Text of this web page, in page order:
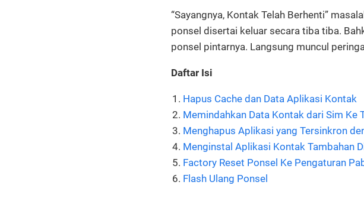
“Sayangnya, Kontak Telah Berhenti”
ponsel disertai keluar secara tiba tiba.
ponsel pintarnya. Langsung muncul
Daftar Isi
Hapus Cache dan Data Aplikasi Kontak
Memindahkan Data Kontak dari Sim Ke
Menghapus Aplikasi yang Tersinkron
Menginstal Aplikasi Kontak Tambahan
Factory Reset Ponsel Ke Pengaturan
Flash Ulang Ponsel